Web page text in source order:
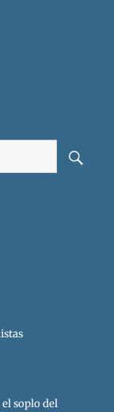
el soplo del